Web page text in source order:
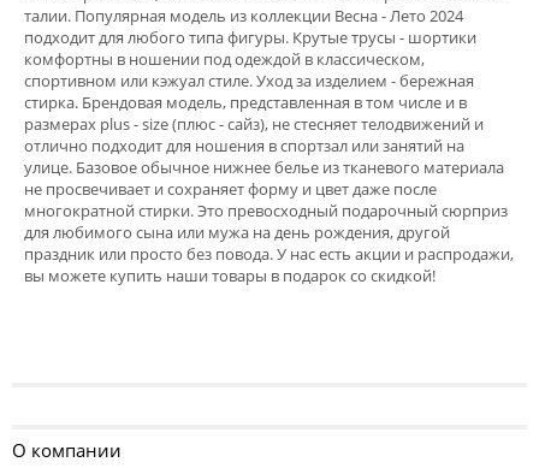
талии. Популярная модель из коллекции Весна - Лето 2024
подходит для любого типа фигуры. Крутые трусы - шортики
комфортны в ношении под одеждой в классическом,
спортивном или кэжуал стиле. Уход за изделием - бережная
стирка. Брендовая модель, представленная в том числе и в
размерах plus - size (плюс - сайз), не стесняет телодвижений и
отлично подходит для ношения в спортзал или занятий на
улице. Базовое обычное нижнее белье из тканевого материала
не просвечивает и сохраняет форму и цвет даже после
многократной стирки. Это превосходный подарочный сюрприз
для любимого сына или мужа на день рождения, другой
праздник или просто без повода. У нас есть акции и распродажи,
вы можете купить наши товары в подарок со скидкой!
О компании